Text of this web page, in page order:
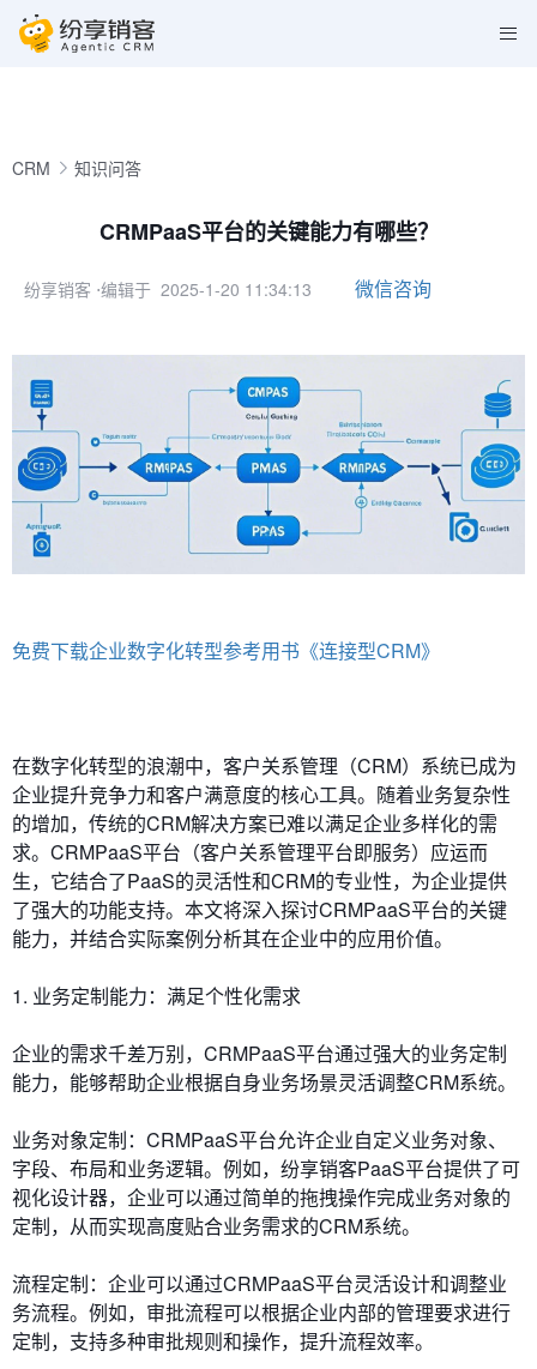
CRM 知识问答
CRMPaaS平台的关键能力有哪些？
纷享销客 ⋅编辑于 2025-1-20 11:34:13 微信咨询
免费下载企业数字化转型参考用书《连接型CRM》
在数字化转型的浪潮中，客户关系管理（CRM）系统已成为
企业提升竞争力和客户满意度的核心工具。随着业务复杂性
的增加，传统的CRM解决方案已难以满足企业多样化的需
求。CRMPaaS平台（客户关系管理平台即服务）应运而
生，它结合了PaaS的灵活性和CRM的专业性，为企业提供
了强大的功能支持。本文将深入探讨CRMPaaS平台的关键
能力，并结合实际案例分析其在企业中的应用价值。
1. 业务定制能力：满足个性化需求
企业的需求千差万别，CRMPaaS平台通过强大的业务定制
能力，能够帮助企业根据自身业务场景灵活调整CRM系统。
业务对象定制：CRMPaaS平台允许企业自定义业务对象、
字段、布局和业务逻辑。例如，纷享销客PaaS平台提供了可
视化设计器，企业可以通过简单的拖拽操作完成业务对象的
定制，从而实现高度贴合业务需求的CRM系统。
流程定制：企业可以通过CRMPaaS平台灵活设计和调整业
务流程。例如，审批流程可以根据企业内部的管理要求进行
定制，支持多种审批规则和操作，提升流程效率。